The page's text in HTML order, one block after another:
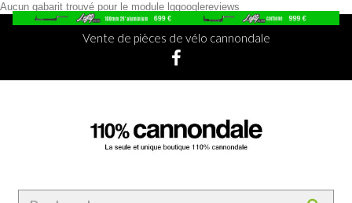
Aucun gabarit trouvé pour le module lggooglereviews
Vente de pièces de vélo cannondale